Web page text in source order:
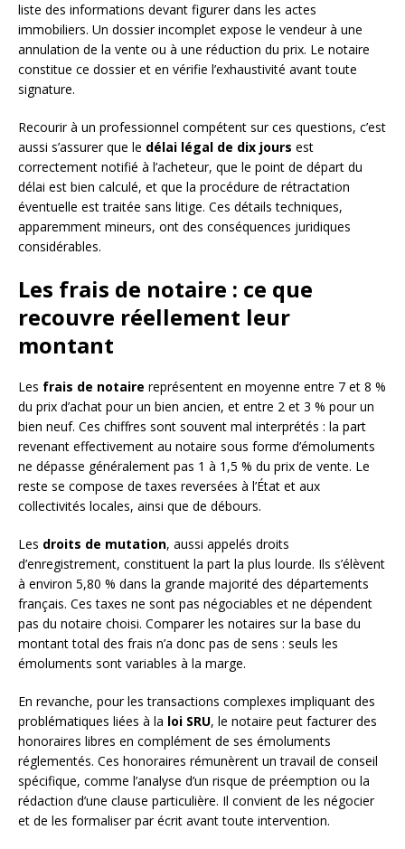
liste des informations devant figurer dans les actes
immobiliers. Un dossier incomplet expose le vendeur à une
annulation de la vente ou à une réduction du prix. Le notaire
constitue ce dossier et en vérifie l’exhaustivité avant toute
signature.
Recourir à un professionnel compétent sur ces questions, c’est
aussi s’assurer que le délai légal de dix jours est
correctement notifié à l’acheteur, que le point de départ du
délai est bien calculé, et que la procédure de rétractation
éventuelle est traitée sans litige. Ces détails techniques,
apparemment mineurs, ont des conséquences juridiques
considérables.
Les frais de notaire : ce que
recouvre réellement leur
montant
Les frais de notaire représentent en moyenne entre 7 et 8 %
du prix d’achat pour un bien ancien, et entre 2 et 3 % pour un
bien neuf. Ces chiffres sont souvent mal interprétés : la part
revenant effectivement au notaire sous forme d’émoluments
ne dépasse généralement pas 1 à 1,5 % du prix de vente. Le
reste se compose de taxes reversées à l’État et aux
collectivités locales, ainsi que de débours.
Les droits de mutation, aussi appelés droits
d’enregistrement, constituent la part la plus lourde. Ils s’élèvent
à environ 5,80 % dans la grande majorité des départements
français. Ces taxes ne sont pas négociables et ne dépendent
pas du notaire choisi. Comparer les notaires sur la base du
montant total des frais n’a donc pas de sens : seuls les
émoluments sont variables à la marge.
En revanche, pour les transactions complexes impliquant des
problématiques liées à la loi SRU, le notaire peut facturer des
honoraires libres en complément de ses émoluments
réglementés. Ces honoraires rémunèrent un travail de conseil
spécifique, comme l’analyse d’un risque de préemption ou la
rédaction d’une clause particulière. Il convient de les négocier
et de les formaliser par écrit avant toute intervention.